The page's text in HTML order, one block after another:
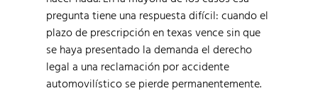
pregunta tiene una respuesta difícil: cuando el
plazo de prescripción en texas vence sin que
se haya presentado la demanda el derecho
legal a una reclamación por accidente
automovilístico se pierde permanentemente.